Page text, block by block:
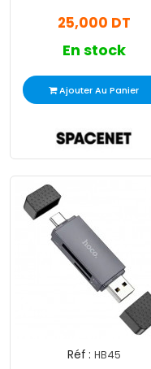
25,000 DT
En stock
Ajouter Au Panier
Réf : HB45